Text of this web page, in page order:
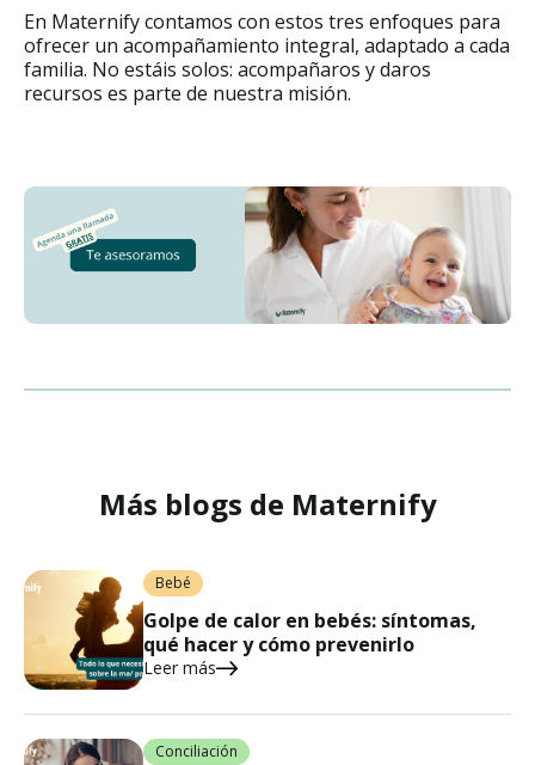
En Maternify contamos con estos tres enfoques para
ofrecer un acompañamiento integral, adaptado a cada
familia. No estáis solos: acompañaros y daros
recursos es parte de nuestra misión.
Más blogs de Maternify
Bebé
Golpe de calor en bebés: síntomas,
qué hacer y cómo prevenirlo
Leer más
Conciliación